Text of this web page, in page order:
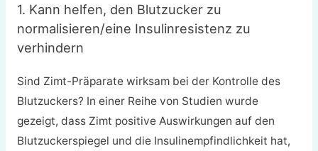
1. Kann helfen, den Blutzucker zu
normalisieren/eine Insulinresistenz zu
verhindern
Sind Zimt-Präparate wirksam bei der Kontrolle des
Blutzuckers? In einer Reihe von Studien wurde
gezeigt, dass Zimt positive Auswirkungen auf den
Blutzuckerspiegel und die Insulinempfindlichkeit hat,